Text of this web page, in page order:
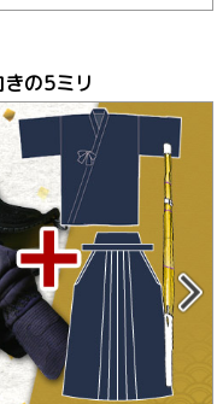
の5ミリ